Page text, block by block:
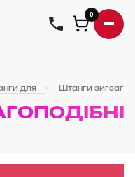
0
для одягу Штанги зигзагоподібні